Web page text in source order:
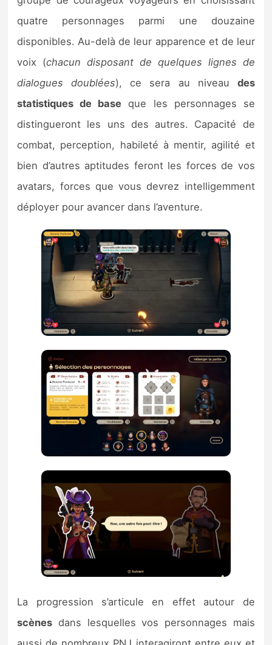
quatre personnages parmi une douzaine
disponibles. Au-delà de leur apparence et de leur
voix (chacun disposant de quelques lignes de
dialogues doublées), ce sera au niveau des
statistiques de base que les personnages se
distingueront les uns des autres. Capacité de
combat, perception, habileté à mentir, agilité et
bien d’autres aptitudes feront les forces de vos
avatars, forces que vous devrez intelligemment
déployer pour avancer dans l’aventure.
La progression s’articule en effet autour de
scènes dans lesquelles vos personnages mais